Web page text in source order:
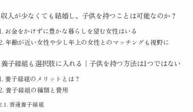
収入が少なくても結婚し、子供を持つことは可能なのか？
お金をかけずに豊かな暮らしを望む女性はいる
年齢が近い女性や少し年上の女性とのマッチングも視野に
養子縁組も選択肢に入れる｜子供を持つ方法は1つではない
養子縁組のメリットとは？
養子縁組の種類と費用
普通養子縁組